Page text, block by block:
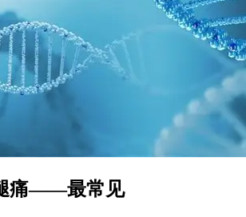
——最常见